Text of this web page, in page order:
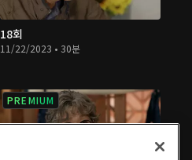
18회
11/22/2023 • 30분
PREMIUM